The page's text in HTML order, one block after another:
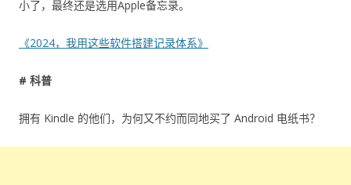
小了，最终还是选用Apple备忘录。
《2024，我用这些软件搭建记录体系》
# 科普
拥有 Kindle 的他们，为何又不约而同地买了 Android 电纸书？